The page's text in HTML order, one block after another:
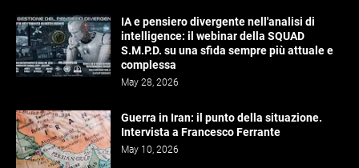
IA e pensiero divergente nell'analisi di
intelligence: il webinar della SQUAD
S.M.P.D. su una sfida sempre più attuale e
complessa
May 28, 2026
Guerra in Iran: il punto della situazione.
Intervista a Francesco Ferrante
May 10, 2026